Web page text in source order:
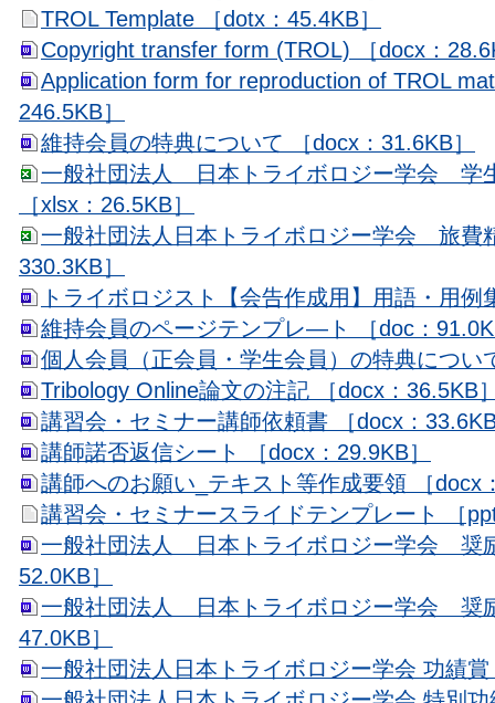
TROL Template ［dotx：45.4KB］
Copyright transfer form (TROL) ［docx：
Application form for reproduction of TROL
246.5KB］
維持会員の特典について ［docx：31.6KB］
一般社団法人 日本トライボロジー学会 学
［xlsx：26.5KB］
一般社団法人日本トライボロジー学会 旅費
330.3KB］
トライボロジスト【会告作成用】用語・用例
維持会員のページテンプレ—ト ［doc：
個人会員（正会員・学生会員）の特典につい
Tribology Online論文の注記 ［docx：36.5KB
講習会・セミナー講師依頼書 ［docx：
講師諾否返信シート ［docx：29.9KB］
講師へのお願い_テキスト等作成要領 ［docx
講習会・セミナースライドテンプレート ［
一般社団法人 日本トライボロジー学会 奨
52.0KB］
一般社団法人 日本トライボロジー学会 奨
47.0KB］
一般社団法人日本トライボロジー学会 功績